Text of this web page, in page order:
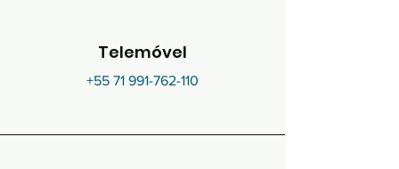
Telemóvel
+55 71 991-762-110